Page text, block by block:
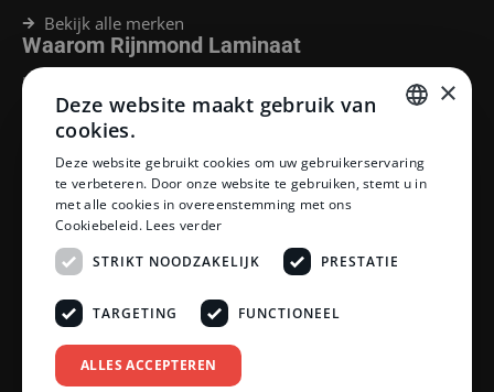
Bekijk alle merken
Waarom Rijnmond Laminaat
Legservice
Laminaat Capelle aan den Ijssel
Laminaat voor vloerverwarming
Klantenservice
Betaalmethoden
Openingstijden showroom
Afhalen en bezorgen
Retourprocedure
Veelgestelde vragen
Legservice
Neem contact op
Reviewpolicy
Privacy policy
DUTCH
×
Deze website maakt gebruik van
cookies.
Deze website gebruikt cookies om uw gebruikerservaring
te verbeteren. Door onze website te gebruiken, stemt u in
met alle cookies in overeenstemming met ons
Cookiebeleid. Lees verder
STRIKT NOODZAKELIJK
PRESTATIE
TARGETING FUNCTIONEEL
ALLES ACCEPTEREN